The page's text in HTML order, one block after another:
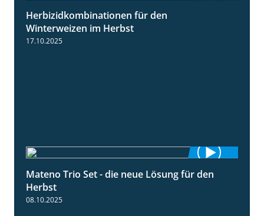
Herbizidkombinationen für den
Winterweizen im Herbst
17.10.2025
2:22
Mateno Trio Set - die neue Lösung für den
Herbst
08.10.2025